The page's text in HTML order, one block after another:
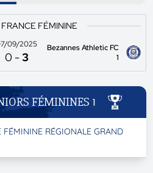
FÉMININE
09/2025
0 -3
Bezannes Athletic FC
1
FÉMININES 1
FÉMININE RÉGIONALE GRAND